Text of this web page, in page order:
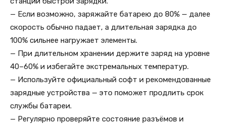
— Если возможно, заряжайте батарею до 80% — далее
скорость обычно падает, а длительная зарядка до
100% сильнее нагружает элементы.
— При длительном хранении держите заряд на уровне
40–60% и избегайте экстремальных температур.
— Используйте официальный софт и рекомендованные
зарядные устройства — это поможет продлить срок
службы батареи.
— Регулярно проверяйте состояние разъёмов и